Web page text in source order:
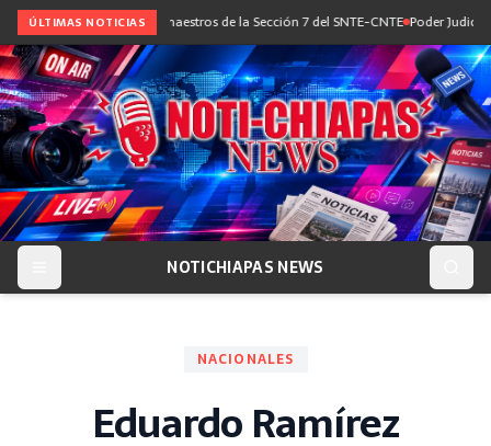
ÚLTIMAS NOTICIAS
con maestras y maestros de la Sección 7 del SNTE-CNTE Poder Judicial
NOTICHIAPAS NEWS
NACIONALES
Eduardo Ramírez